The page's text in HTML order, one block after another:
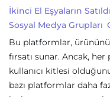
İkinci El Eşyaların
Sosyal Medya Grupları
Bu platformlar,
fırsatı sunar. Ancak,
kullanıcı kitlesi
bazı platformlar daha